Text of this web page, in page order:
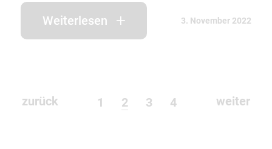
Weiterlesen 3. November 2022
zurück 1 2 3 4 weiter